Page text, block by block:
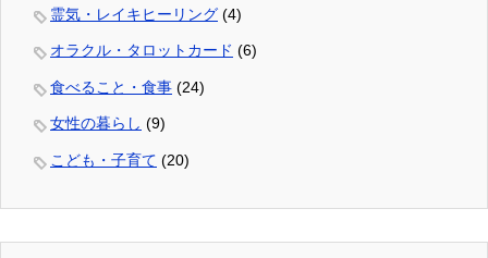
霊気・レイキヒーリング (4)
オラクル・タロットカード (6)
食べること・食事 (24)
女性の暮らし (9)
こども・子育て (20)